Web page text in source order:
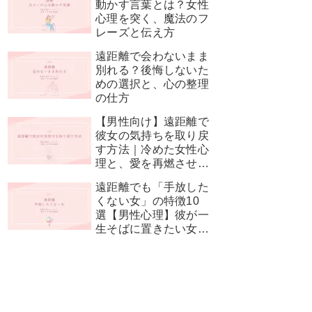
動かす言葉とは？女性
心理を突く、魔法のフ
レーズと伝え方
遠距離で会わないまま
別れる？後悔しないた
めの選択と、心の整理
の仕方
【男性向け】遠距離で
彼女の気持ちを取り戻
す方法｜冷めた女性心
理と、愛を再燃させる
遠距離でも「手放した
くない女」の特徴10
選【男性心理】彼が一
生そばに置きたい女性